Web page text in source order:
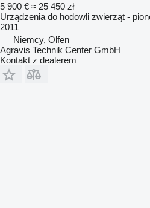
5 900 € ≈ 25 450 zł
Urządzenia do hodowli zwierząt -
2011
Niemcy, Olfen
Agravis Technik Center GmbH
Kontakt z dealerem